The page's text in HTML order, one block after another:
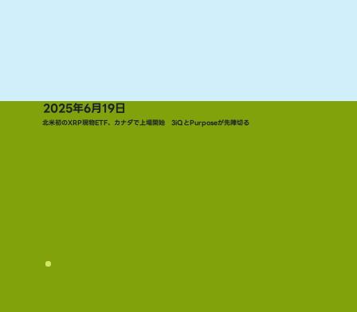
2025年6月19日
北米初のXRP現物ETF、カナダで上場開始 3iQとPurposeが先陣切る